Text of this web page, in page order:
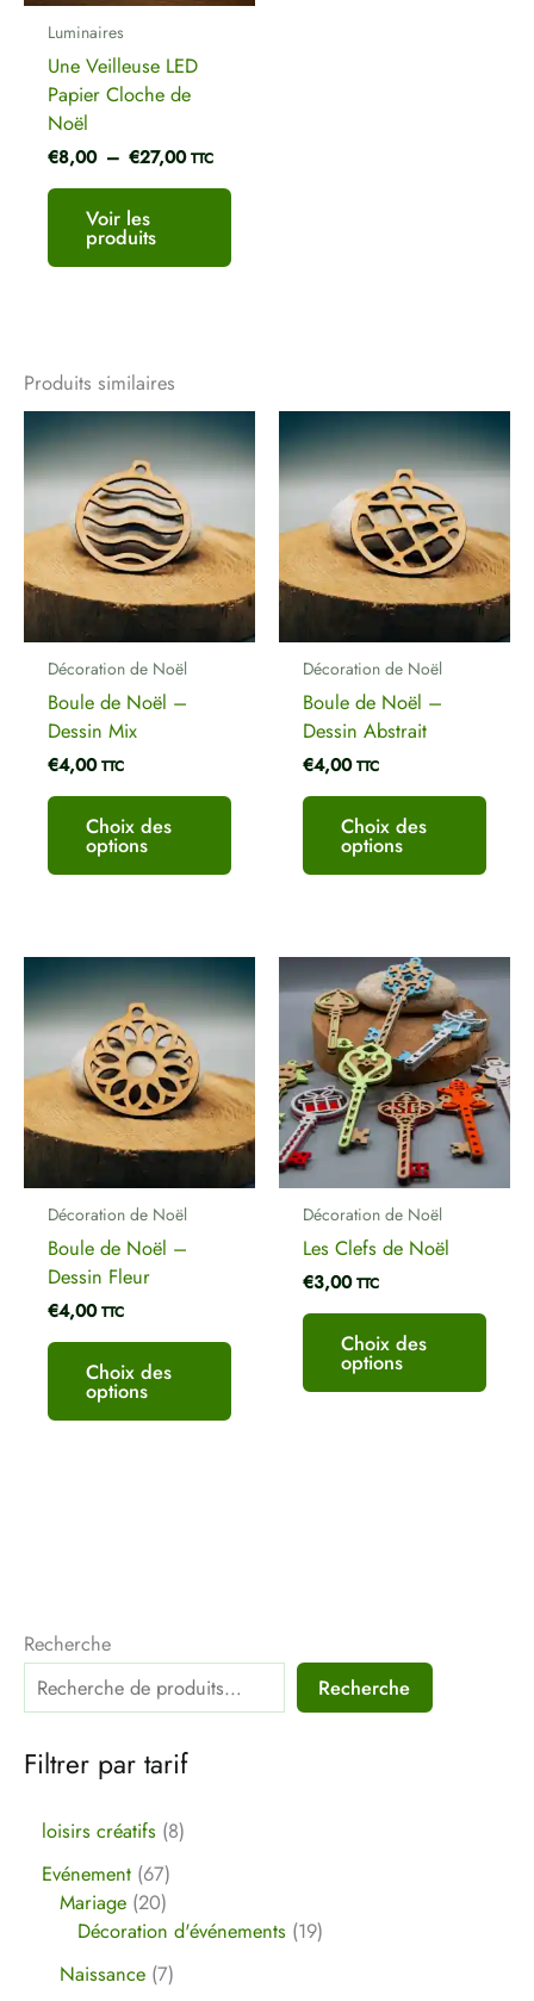
Recherche
Recherche
Filtrer par tarif
loisirs créatifs 8
Evénement 67
Mariage 20
Décoration d'événements 19
Naissance 7
Luminaires
Une Veilleuse LED
Papier Cloche de
Noël
€8,00 – €27,00 TTC
Voir les
produits
Produits similaires
Décoration de Noël
Boule de Noël –
Dessin Mix
€4,00 TTC
Choix des
options
Ce
produit
a
variations.
Les
options
peuvent
du
Décoration de Noël
Boule de Noël –
Dessin Abstrait
€4,00 TTC
Choix des
options
Ce
a
Les
du
Décoration de Noël
Boule de Noël –
Dessin Fleur
€4,00 TTC
Choix des
options
produit
a
plusieurs
variations.
Les
options
peuvent
du
Décoration de Noël
Les Clefs de Noël
€3,00 TTC
Choix des
options
Ce
a
Les
page